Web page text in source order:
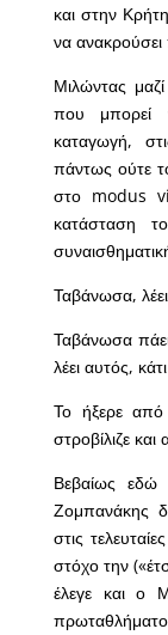
και στην
να
Μιλώντας
που μπορεί
καταγωγή,
πάντως ούτε
στο modus
κατάσταση
Ταβάνωσα,
Ταβάνωσα
λέει αυτός,
Το ήξερε
στροβίλιζε
Βεβαίως εδώ
Ζομπανάκης
στις
στόχο την
έλεγε και ο